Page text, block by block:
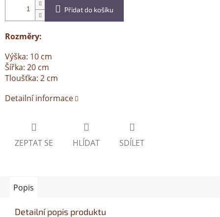
Přidat do košíku
Rozměry:
Výška: 10 cm
Šířka: 20 cm
Tloušťka: 2 cm
Detailní informace
ZEPTAT SE HLÍDAT SDÍLET
Popis
Detailní popis produktu